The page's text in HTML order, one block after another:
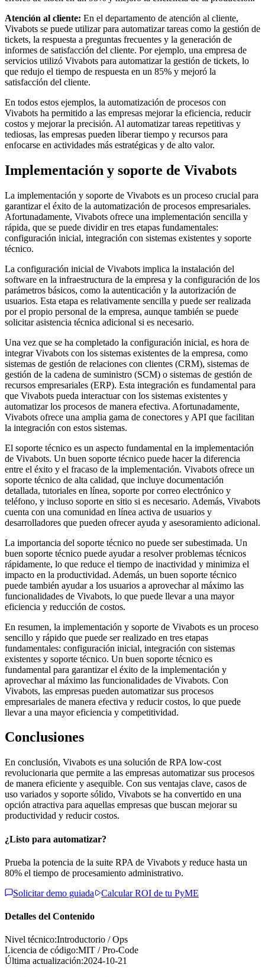
Atención al cliente: En el departamento de atención al cliente,
Vivabots se puede utilizar para automatizar tareas como la gestión de
tickets, la respuesta a preguntas frecuentes y la generación de
informes de satisfacción del cliente. Por ejemplo, una empresa de
servicios utilizó Vivabots para automatizar la gestión de tickets, lo
que redujo el tiempo de respuesta en un 85% y mejoró la
satisfacción del cliente.
En todos estos ejemplos, la automatización de procesos con
Vivabots ha permitido a las empresas mejorar la eficiencia, reducir
costos y mejorar la precisión. Al automatizar tareas repetitivas y
tediosas, las empresas pueden liberar tiempo y recursos para
enfocarse en actividades más estratégicas y de alto valor.
Implementación y soporte de Vivabots
La implementación y soporte de Vivabots es un proceso crucial para
garantizar el éxito de la automatización de procesos empresariales.
Afortunadamente, Vivabots ofrece una implementación sencilla y
rápida, que se puede dividir en tres etapas fundamentales:
configuración inicial, integración con sistemas existentes y soporte
técnico.
La configuración inicial de Vivabots implica la instalación del
software en la infraestructura de la empresa y la configuración de los
parámetros básicos, como la autenticación y la autorización de
usuarios. Esta etapa es relativamente sencilla y puede ser realizada
por el propio personal de la empresa, aunque también se puede
solicitar asistencia técnica adicional si es necesario.
Una vez que se ha completado la configuración inicial, es hora de
integrar Vivabots con los sistemas existentes de la empresa, como
sistemas de gestión de relaciones con clientes (CRM), sistemas de
gestión de la cadena de suministro (SCM) o sistemas de gestión de
recursos empresariales (ERP). Esta integración es fundamental para
que Vivabots pueda interactuar con los sistemas existentes y
automatizar los procesos de manera efectiva. Afortunadamente,
Vivabots ofrece una amplia gama de conectores y API que facilitan
la integración con estos sistemas.
El soporte técnico es un aspecto fundamental en la implementación
de Vivabots. Un buen soporte técnico puede hacer la diferencia
entre el éxito y el fracaso de la implementación. Vivabots ofrece un
soporte técnico de alta calidad, que incluye documentación
detallada, tutoriales en línea, soporte por correo electrónico y
teléfono, y incluso soporte en sitio si es necesario. Además, Vivabots
cuenta con una comunidad en línea activa de usuarios y
desarrolladores que pueden ofrecer ayuda y asesoramiento adicional.
La importancia del soporte técnico no puede ser subestimada. Un
buen soporte técnico puede ayudar a resolver problemas técnicos
rápidamente, lo que reduce el tiempo de inactividad y minimiza el
impacto en la productividad. Además, un buen soporte técnico
puede también ayudar a los usuarios a aprovechar al máximo las
funcionalidades de Vivabots, lo que puede llevar a una mayor
eficiencia y reducción de costos.
En resumen, la implementación y soporte de Vivabots es un proceso
sencillo y rápido que puede ser realizado en tres etapas
fundamentales: configuración inicial, integración con sistemas
existentes y soporte técnico. Un buen soporte técnico es
fundamental para garantizar el éxito de la implementación y
aprovechar al máximo las funcionalidades de Vivabots. Con
Vivabots, las empresas pueden automatizar sus procesos
empresariales de manera efectiva y reducir costos, lo que puede
llevar a una mayor eficiencia y competitividad.
Conclusiones
En conclusión, Vivabots es una solución de RPA low-cost
revolucionaria que permite a las empresas automatizar sus procesos
de manera eficiente y asequible. Con sus ventajas clave, casos de
uso variados y soporte sólido, Vivabots se ha convertido en una
opción atractiva para aquellas empresas que buscan mejorar su
productividad y reducir costos.
¿Listo para automatizar?
Prueba la potencia de la suite RPA de Vivabots y reduce hasta un
80% el tiempo de procesamiento administrativo.
Solicitar demo guiada
Calcular ROI de tu PyME
Detalles del Contenido
Nivel técnico:Introductorio / Ops
Licencia de código:MIT / Pro-Code
Última actualización:2024-10-21